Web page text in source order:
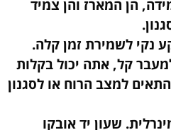
הן המארז והן צמיד
נקי לשמירת זמן קלה.
קל, אתה יכול בקלות
למצב הרוח או לסגנון
שעון יד אובקו